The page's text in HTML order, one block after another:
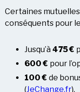
Certaines
conséquents pour
Jusqu’à 475 €
600 € pour
100 € de
(JeChange.fr).